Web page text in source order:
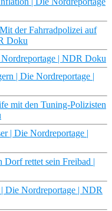
der Fahrradpolizei auf
Doku
| NDR Doku
| Die Nordreportage |
mit den Tuning-Polizisten
| Die Nordreportage |
rettet sein Freibad |
Die Nordreportage | NDR